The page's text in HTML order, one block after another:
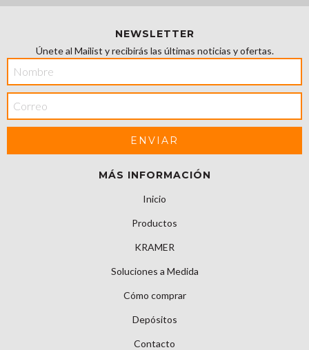
NEWSLETTER
Únete al Mailist y recibirás las últimas noticias y ofertas.
MÁS INFORMACIÓN
Inicio
Productos
KRAMER
Soluciones a Medida
Cómo comprar
Depósitos
Contacto